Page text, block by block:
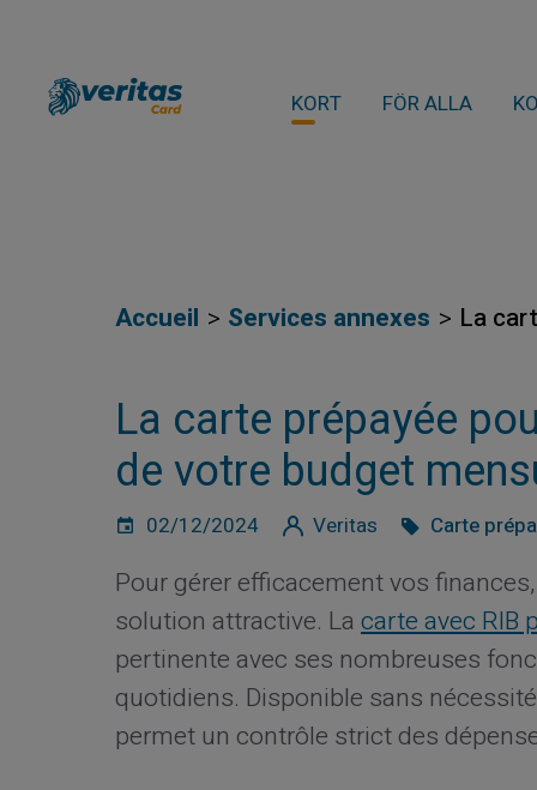
KORT FÖR ALLA
Accueil Services annexes La
La carte prépayée
de votre budget
02/12/2024 Veritas Carte
Pour gérer efficacement vos
solution attractive. Lacarte avec RIB
pertinente avec ses nombreuses
quotidiens. Disponible sans
permet un contrôle strict des